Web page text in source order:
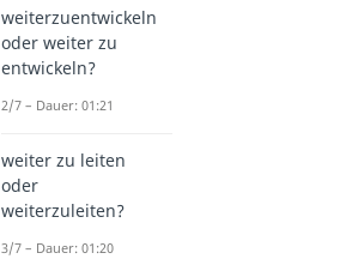
weiterzuentwickeln
oder weiter zu
entwickeln?
2/7 – Dauer: 01:21
weiter zu leiten
oder
weiterzuleiten?
3/7 – Dauer: 01:20